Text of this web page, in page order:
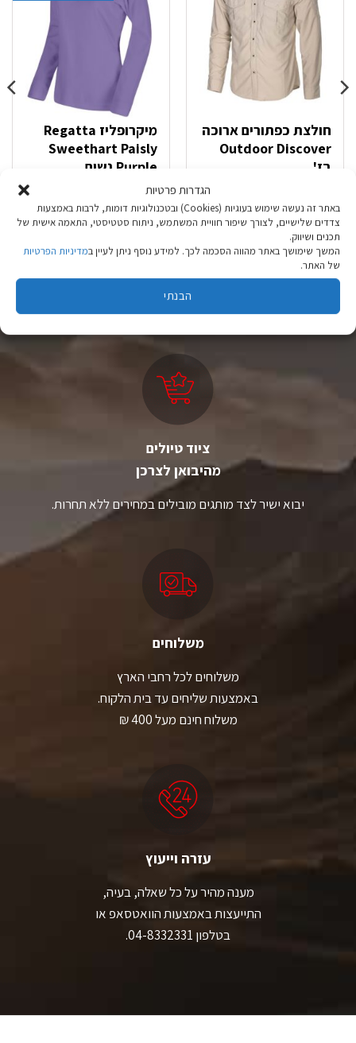
הגדרות פרטיות
באתר זה נעשה שימוש בעוגיות (Cookies) ובטכנולוגיות דומות, לרבות באמצעות
צדדים שלישיים, לצורך שיפור חוויית המשתמש, ניתוח סטטיסטי, התאמה אישית של
תכנים ושיווק.
המשך שימושך באתר מהווה הסכמה לכך. למידע נוסף ניתן לעיין במדיניות הפרטיות
של האתר.
הבנתי
חולצת כפתורים ארוכה
Outdoor Discover
בז'
בחר אפשרויות
למוצר
זה
סוגים.
ניתן
האפשרויות
מיקרופליז Regatta
Sweethart Paisly
Purple נשים
59.90
המקורי
₪ 59.90.
19.90
המחיר
הנוכחי
₪ 19.90.
למוצר
סוגים.
ניתן
האפשרויות
המוצר
ציוד טיולים
מהיבואן לצרכן
יבוא ישיר לצד מותגים מובילים במחירים ללא תחרות.
משלוחים
משלוחים לכל רחבי הארץ
באמצעות שליחים עד בית הלקוח.
משלוח חינם מעל 400 ₪
עזרה וייעוץ
מענה מהיר על כל שאלה, בעיה,
התייעצות באמצעות הוואטסאפ או
בטלפון 04-8332331.